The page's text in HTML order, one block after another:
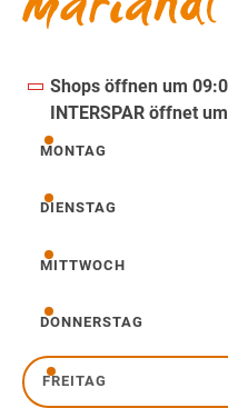
Shops öffnen um
INTERSPAR öffnet
Montag
MONTAG
Dienstag
DIENSTAG
Mittwoch
MITTWOCH
Donnerstag
DONNERSTAG
Freitag
FREITAG